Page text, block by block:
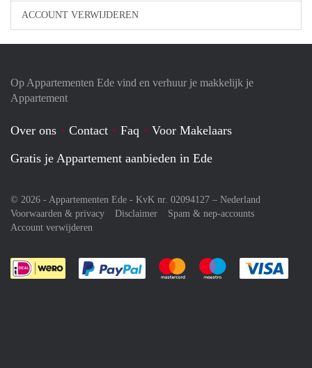
ACCOUNT VERWIJDEREN
Op Appartementen Ede vind en verhuur je makkelijk je
Appartement
Over ons Contact Faq
Voor Makelaars
Gratis je Appartement aanbieden in Ede
© 2026 - Appartementen Ede - KvK nr. 02094127 – Nederland
Voorwaarden & privacy
Disclaimer
Spam & nep-accounts
Account verwijderen
Je rekent gemakkelijk af met Paypal
Je rekent gemakkelijk af met
Je rekent